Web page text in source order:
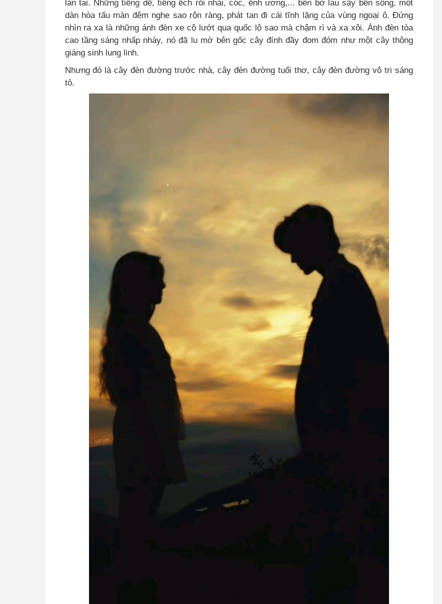
làn tai. Những tiếng dế, tiếng ếch rồi nhái, cóc, ễnh ương,... bên bờ lau sậy bên sông, một
dàn hòa tấu màn đêm nghe sao rộn ràng, phát tan đi cái tĩnh lặng của vùng ngoại ô. Đứng
nhìn ra xa là những ánh đèn xe cộ lướt qua quốc lộ sao mà chậm rì và xa xôi. Ánh đèn tòa
cao tầng sáng nhấp nháy, nó đã lu mờ bên gốc cây đính đầy đom đóm như một cây thông
giáng sinh lung linh.
Nhưng đó là cây đèn đường trước nhà, cây đèn đường tuổi thơ, cây đèn đường vô tri sáng
tỏ.